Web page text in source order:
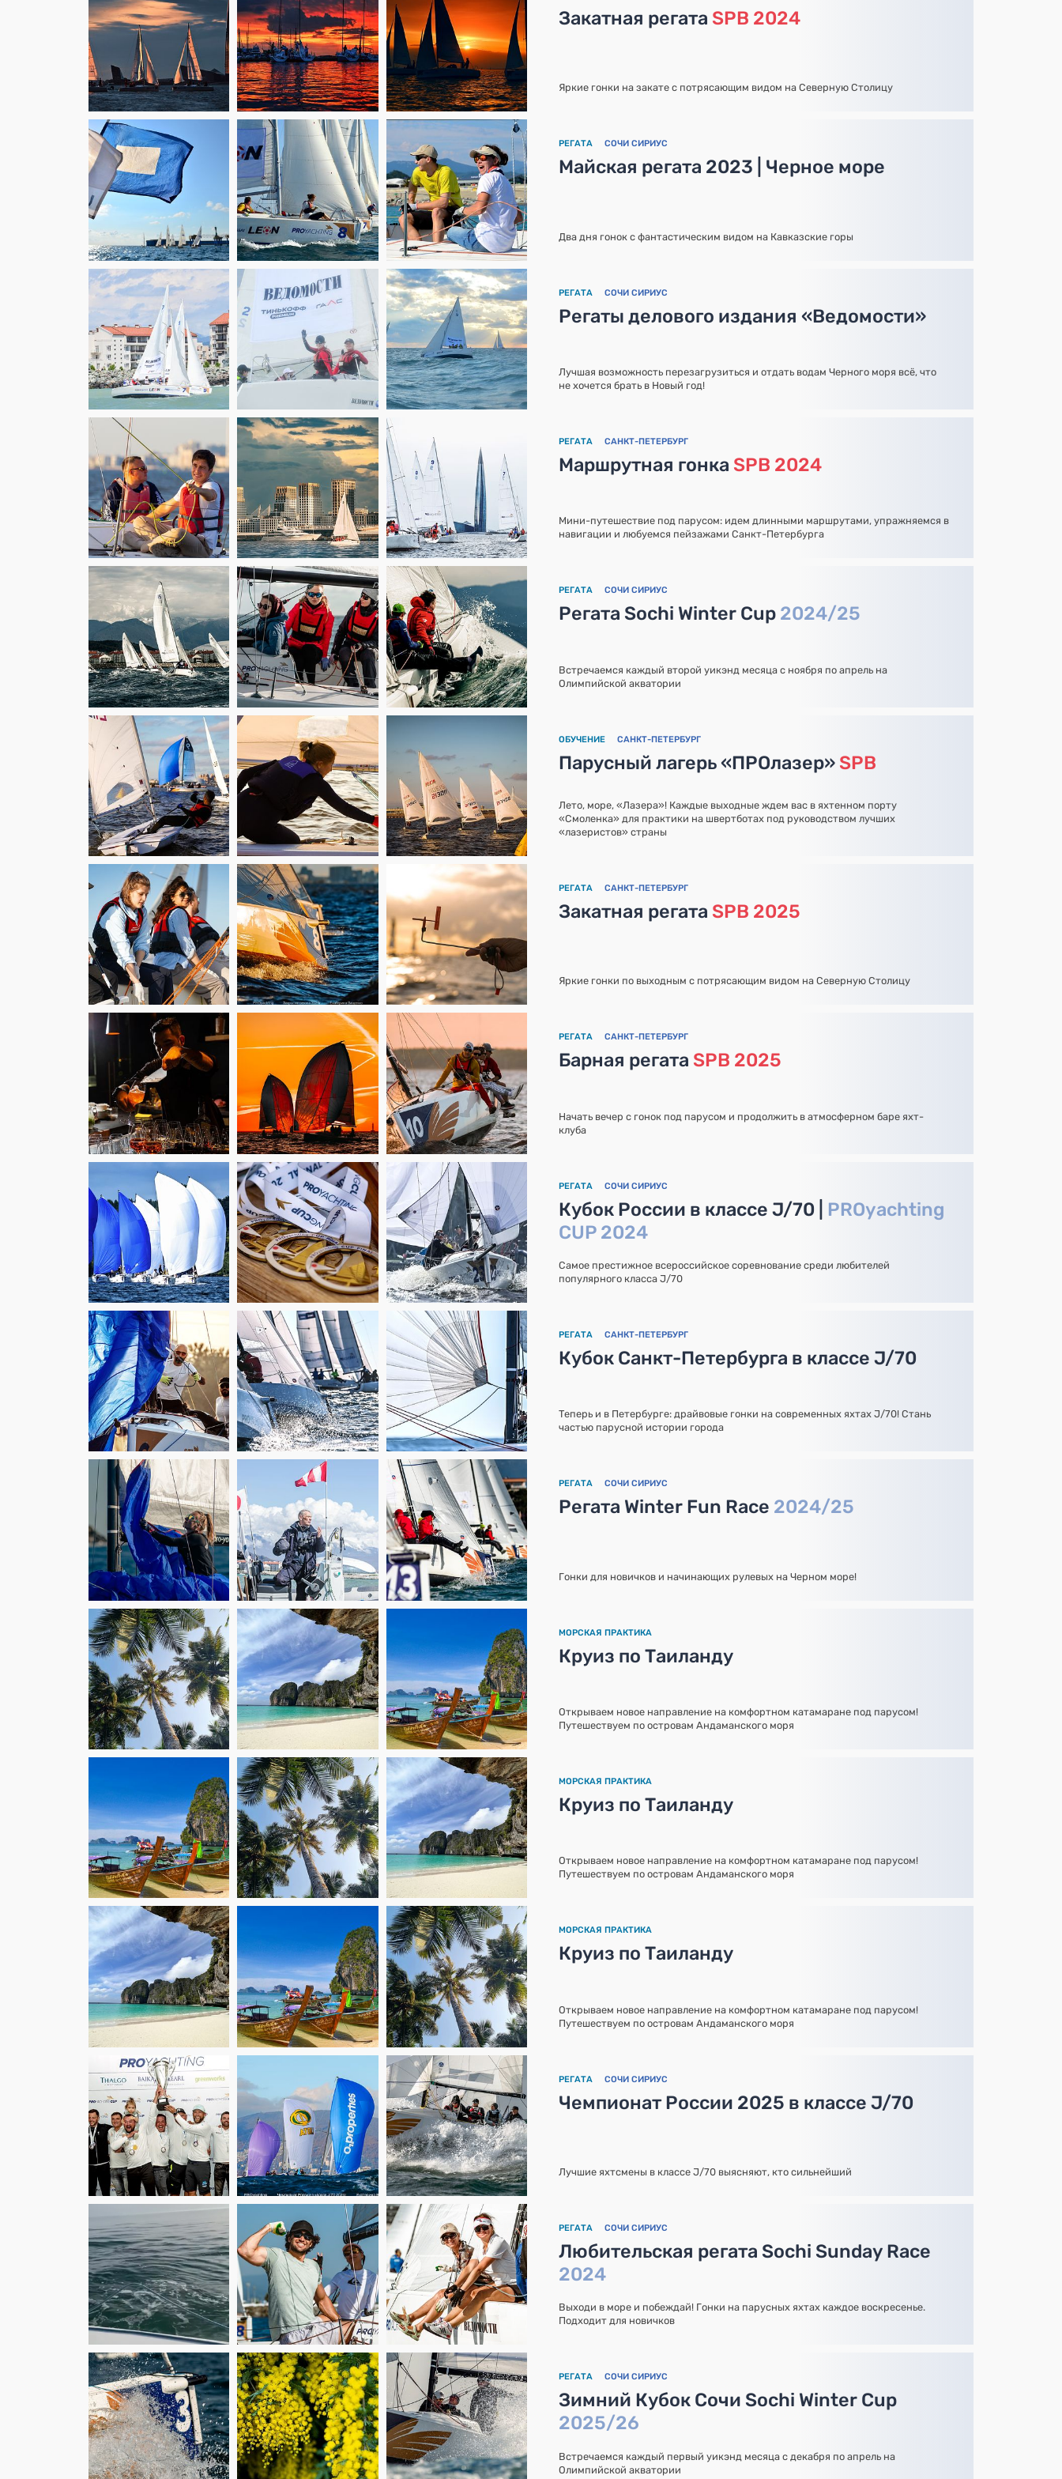
Закатная регата SPB 2024
Яркие гонки на закате с потрясающим видом на Северную Столицу
РЕГАТА СОЧИ СИРИУС
Майская регата 2023 | Черное море
Два дня гонок с фантастическим видом на Кавказские горы
РЕГАТА СОЧИ СИРИУС
Регаты делового издания «Ведомости»
Лучшая возможность перезагрузиться и отдать водам Черного моря всё, что
не хочется брать в Новый год!
РЕГАТА САНКТ-ПЕТЕРБУРГ
Маршрутная гонка SPB 2024
Мини-путешествие под парусом: идем длинными маршрутами, упражняемся в
навигации и любуемся пейзажами Санкт-Петербурга
РЕГАТА СОЧИ СИРИУС
Регата Sochi Winter Cup 2024/25
Встречаемся каждый второй уикэнд месяца с ноября по апрель на
Олимпийской акватории
ОБУЧЕНИЕ САНКТ-ПЕТЕРБУРГ
Парусный лагерь «ПРОлазер» SPB
Лето, море, «Лазера»! Каждые выходные ждем вас в яхтенном порту
«Смоленка» для практики на швертботах под руководством лучших
«лазеристов» страны
РЕГАТА САНКТ-ПЕТЕРБУРГ
Закатная регата SPB 2025
Яркие гонки по выходным с потрясающим видом на Северную Столицу
РЕГАТА САНКТ-ПЕТЕРБУРГ
Барная регата SPB 2025
Начать вечер с гонок под парусом и продолжить в атмосферном баре яхт-
клуба
РЕГАТА СОЧИ СИРИУС
Кубок России в классе J/70 | PROyachting
CUP 2024
Самое престижное всероссийское соревнование среди любителей
популярного класса J/70
РЕГАТА САНКТ-ПЕТЕРБУРГ
Кубок Санкт-Петербурга в классе J/70
Теперь и в Петербурге: драйвовые гонки на современных яхтах J/70! Стань
частью парусной истории города
РЕГАТА СОЧИ СИРИУС
Регата Winter Fun Race 2024/25
Гонки для новичков и начинающих рулевых на Черном море!
МОРСКАЯ ПРАКТИКА
Круиз по Таиланду
Открываем новое направление на комфортном катамаране под парусом!
Путешествуем по островам Андаманского моря
МОРСКАЯ ПРАКТИКА
Круиз по Таиланду
Открываем новое направление на комфортном катамаране под парусом!
Путешествуем по островам Андаманского моря
МОРСКАЯ ПРАКТИКА
Круиз по Таиланду
Открываем новое направление на комфортном катамаране под парусом!
Путешествуем по островам Андаманского моря
РЕГАТА СОЧИ СИРИУС
Чемпионат России 2025 в классе J/70
Лучшие яхтсмены в классе J/70 выясняют, кто сильнейший
РЕГАТА СОЧИ СИРИУС
Любительская регата Sochi Sunday Race
2024
Выходи в море и побеждай! Гонки на парусных яхтах каждое воскресенье.
Подходит для новичков
РЕГАТА СОЧИ СИРИУС
Зимний Кубок Сочи Sochi Winter Cup
2025/26
Встречаемся каждый первый уикэнд месяца с декабря по апрель на
Олимпийской акватории